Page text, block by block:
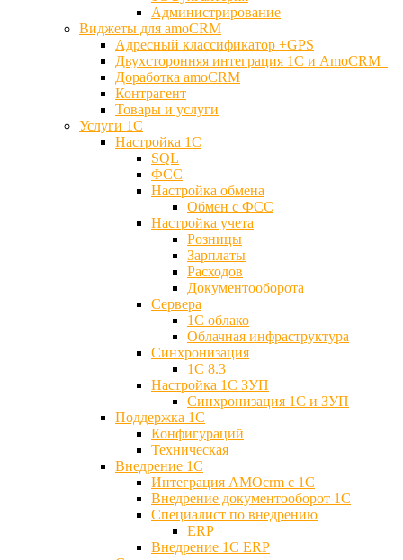
Администрирование
Виджеты для amoCRM
Адресный классификатор +GPS
Двухсторонняя интеграция 1С и AmoCRM
Доработка amoCRM
Контрагент
Товары и услуги
Услуги 1С
Настройка 1С
SQL
ФСС
Настройка обмена
Обмен с ФСС
Настройка учета
Розницы
Зарплаты
Расходов
Документооборота
Сервера
1С облако
Облачная инфраструктура
Синхронизация
1С 8.3
Настройка 1С ЗУП
Синхронизация 1С и ЗУП
Поддержка 1С
Конфигураций
Техническая
Внедрение 1С
Интеграция AMOcrm с 1C
Внедрение документооборот 1С
Специалист по внедрению
ERP
Внедрение 1С ERP